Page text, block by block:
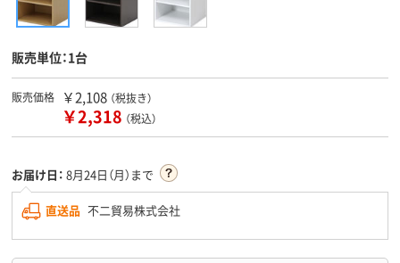
販売単位：1台
販売価格 ￥2,108 （税抜き）
￥2,318 （税込）
お届け日： 8月24日（月）まで
直送品 不二貿易株式会社